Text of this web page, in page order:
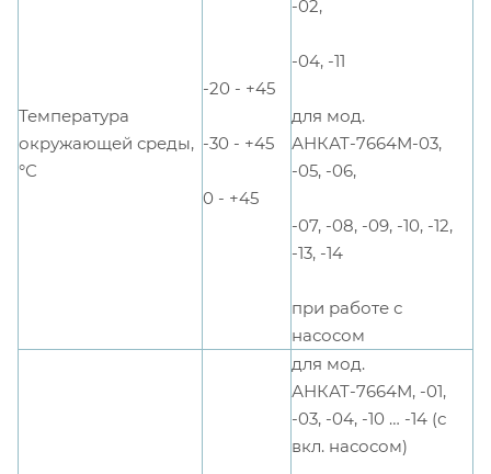
Температура
окружающей среды,
°С
-20 - +45
-30 - +45
0 - +45
-02,
-04, -11
для мод.
АНКАТ-7664М-03,
-05, -06,
-07, -08, -09, -10, -12,
-13, -14
при работе с
насосом
для мод.
АНКАТ-7664М, -01,
-03, -04, -10 … -14 (с
вкл. насосом)